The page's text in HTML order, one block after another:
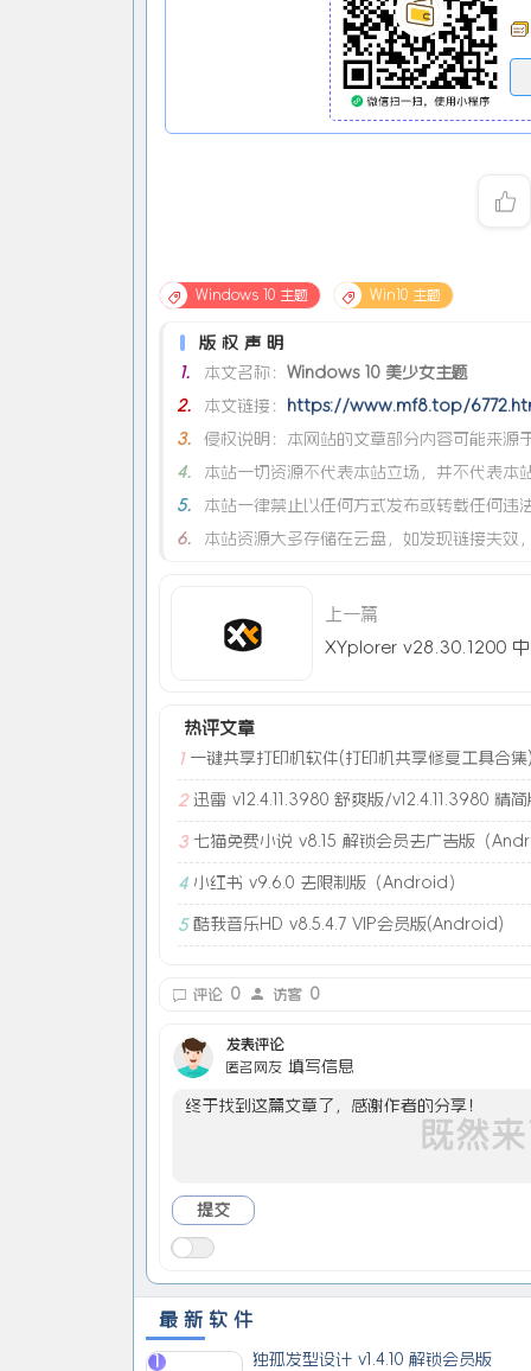
Windows 10 主题 Win10 主题
版权声明
1.
本文名称： Windows 10 美少女主题
2.
本文链接：
https://www.mf8.top/
3.
侵权说明：本网站的文章部分内容可能来源
4.
本站一切资源不代表本站立场，并不代表本
5.
本站一律禁止以任何方式发布或转载任何违
6.
本站资源大多存储在云盘，如发现链接失效
上一篇
热评文章
1 一键共享打印机软件(打印机共享修复工具合集
2 迅雷 v12.4.11.3980 舒爽版/v12.4.11.3980 精简
3 七猫免费小说 v8.15 解锁会员去广告版（
4 小红书 v9.6.0 去限制版（Android）
5 酷我音乐HD v8.5.4.7 VIP会员版(Android)
评论 0 访客 0
发表评论
匿名网友 填写信息
最新软件
独孤发型设计 v1.4.10 解锁会员版